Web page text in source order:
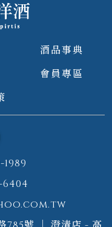
酒品事典
會員專區
1989
6404